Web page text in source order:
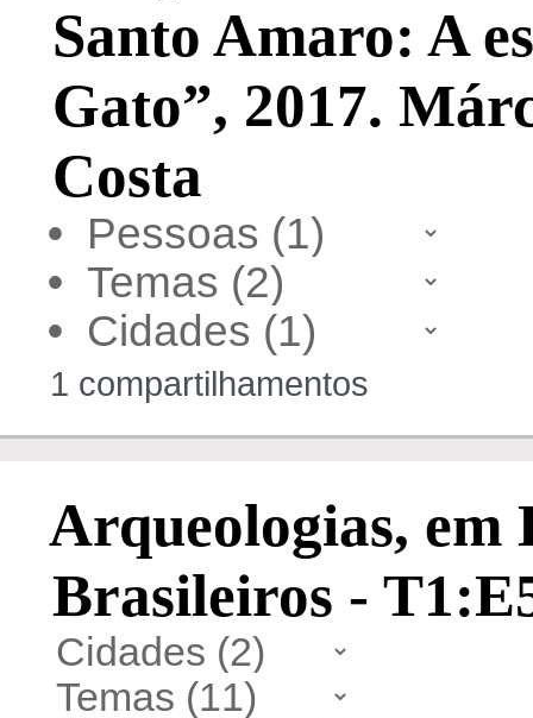
Santo Amaro: A
Gato”, 2017.
Costa
•
•
•
1 compartilhamentos
Arqueologias, em
Brasileiros -